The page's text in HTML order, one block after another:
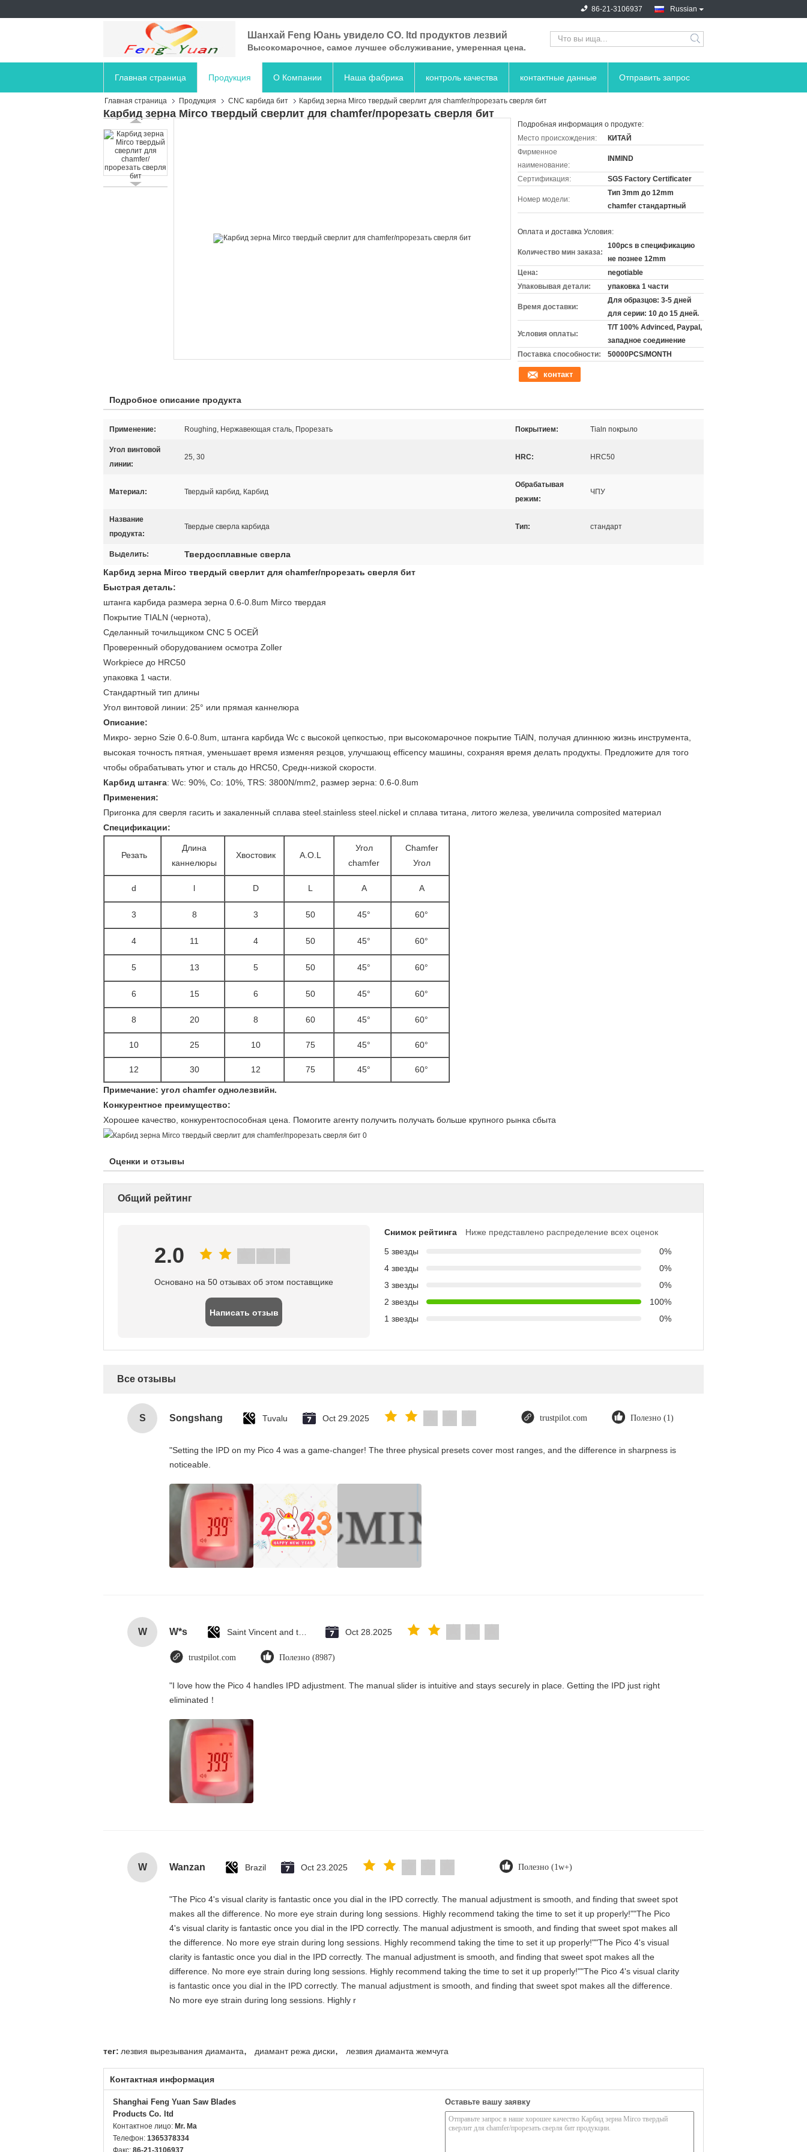
Russian
86-21-3106937
Шанхай Feng Юань увидело CO. ltd продуктов лезвий
Высокомарочное, самое лучшее обслуживание, умеренная цена.
Главная страница Продукция О Компании Наша фабрика контроль качества контактные данные Отправить запрос
Главная страница Продукция CNC карбида бит Карбид зерна Mirco твердый сверлит для chamfer/прорезать сверля бит
Карбид зерна Mirco твердый сверлит для chamfer/прорезать сверля бит
Подробная информация о продукте:
Место происхождения:
КИТАЙ
Фирменное
наименование:
INMIND
Сертификация: SGS Factory Certificater
Номер модели:
Тип 3mm до 12mm
chamfer стандартный
Оплата и доставка Условия:
Количество мин заказа:
100pcs в спецификацию
не познее 12mm
Цена:
negotiable
Упаковывая детали:
упаковка 1 части
Время доставки:
Для образцов: 3-5 дней
для серии: 10 до 15 дней.
Условия оплаты:
T/T 100% Advinced, Paypal,
западное соединение
Поставка способности:
50000PCS/MONTH
контакт
Подробное описание продукта
Применение: Roughing, Нержавеющая сталь, Прорезать Покрытием: Tialn покрыло
Угол винтовой
линии:
25, 30 HRC: HRC50
Материал: Твердый карбид, Карбид
Обрабатывая
режим:
ЧПУ
Название
продукта:
Твердые сверла карбида Тип: стандарт
Выделить:
Твердосплавные сверла
Карбид зерна Mirco твердый сверлит для chamfer/прорезать сверля бит
Быстрая деталь:
штанга карбида размера зерна 0.6-0.8um Mirco твердая
Покрытие TIALN (чернота),
Сделанный точильщиком CNC 5 ОСЕЙ
Проверенный оборудованием осмотра Zoller
Workpiece до HRC50
упаковка 1 части.
Стандартный тип длины
Угол винтовой линии: 25° или прямая каннелюра
Описание:
Микро- зерно Szie 0.6-0.8um, штанга карбида Wc с высокой цепкостью, при высокомарочное покрытие TiAlN, получая длиннюю жизнь инструмента,
высокая точность пятная, уменьшает время изменяя резцов, улучшающ efficency машины, сохраняя время делать продукты. Предложите для того
чтобы обрабатывать утюг и сталь до HRC50, Средн-низкой скорости.
Карбид штанга: Wc: 90%, Co: 10%, TRS: 3800N/mm2, размер зерна: 0.6-0.8um
Применения:
Пригонка для сверля гасить и закаленный сплава steel.stainless steel.nickel и сплава титана, литого железа, увеличила composited материал
Спецификации:
Резать
Длина
каннелюры
Хвостовик A.O.L
Угол
chamfer
Chamfer
Угол
d l D L A A
3 8 3 50 45° 60°
4 11 4 50 45° 60°
5 13 5 50 45° 60°
6 15 6 50 45° 60°
8 20 8 60 45° 60°
10 25 10 75 45° 60°
12 30 12 75 45° 60°
Примечание: угол chamfer однолезвийн.
Конкурентное преимущество:
Хорошее качество, конкурентоспособная цена. Помогите агенту получить получать больше крупного рынка сбыта
Оценки и отзывы
Общий рейтинг
2.0
Основано на 50 отзывах об этом поставщике
Написать отзыв
Снимок рейтинга
Ниже представлено распределение всех оценок
5 звезды
0%
4 звезды
0%
3 звезды
0%
2 звезды
100%
1 звезды
0%
Все отзывы
S Songshang Tuvalu Oct 29.2025 trustpilot.com Полезно (1)
"Setting the IPD on my Pico 4 was a game-changer! The three physical presets cover most ranges, and the difference in sharpness is
noticeable.
W W*s Oct 28.2025
trustpilot.com Полезно (8987)
"I love how the Pico 4 handles IPD adjustment. The manual slider is intuitive and stays securely in place. Getting the IPD just right
eliminated！
W Wanzan Brazil Oct 23.2025 Полезно (1w+)
"The Pico 4's visual clarity is fantastic once you dial in the IPD correctly. The manual adjustment is smooth, and finding that sweet spot
makes all the difference. No more eye strain during long sessions. Highly recommend taking the time to set it up properly!""The Pico
4's visual clarity is fantastic once you dial in the IPD correctly. The manual adjustment is smooth, and finding that sweet spot makes all
the difference. No more eye strain during long sessions. Highly recommend taking the time to set it up properly!""The Pico 4's visual
clarity is fantastic once you dial in the IPD correctly. The manual adjustment is smooth, and finding that sweet spot makes all the
difference. No more eye strain during long sessions. Highly recommend taking the time to set it up properly!""The Pico 4's visual clarity
is fantastic once you dial in the IPD correctly. The manual adjustment is smooth, and finding that sweet spot makes all the difference.
No more eye strain during long sessions. Highly r
тег: лезвия вырезывания диаманта, диамант режа диски, лезвия диаманта жемчуга
Контактная информация
Shanghai Feng Yuan Saw Blades
Products Co. ltd
Контактное лицо: Mr. Ma
Телефон: 1365378334
Факс: 86-21-3106937
Оставьте вашу заявку